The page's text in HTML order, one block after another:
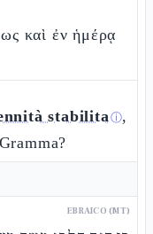
καὶ ἐν ἡμέρᾳ
stabilitaⓘ,
EBRAICO (MT)